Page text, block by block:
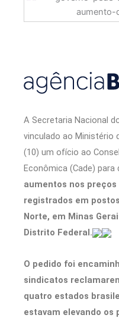
A Secretaria Nacional
vinculado ao Ministério
(10) um ofício ao
Econômica (Cade)
aumentos nos
registrados em
Norte, em Minas
Distrito Federal.
O pedido foi
sindicatos
quatro estados
estavam elevando os